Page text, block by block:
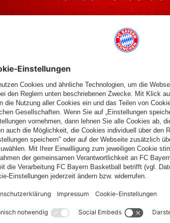
und England. Was kannst du mit
kalt, es gibt Weihnachtsmärkte,
normalerweise an Weihnachten immer
Kulturen. Wunderbar!“
zusehends kälter. Vor allem für dich,
zu wechseln, wusste ich, dass es im Winter
mich ja als Fußballprofi durchsetzen, da